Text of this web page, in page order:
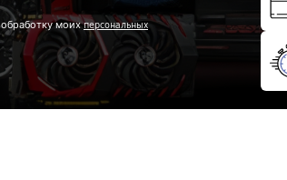
обработку моихперсональных